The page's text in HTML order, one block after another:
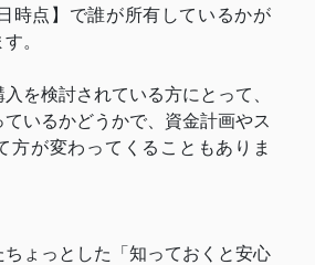
時点】で誰が所有しているかが
。
を検討されている方にとって、
ているかどうかで、資金計画やス
方が変わってくることもありま
ょっとした「知っておくと安心